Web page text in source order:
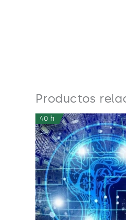
Productos
40 h